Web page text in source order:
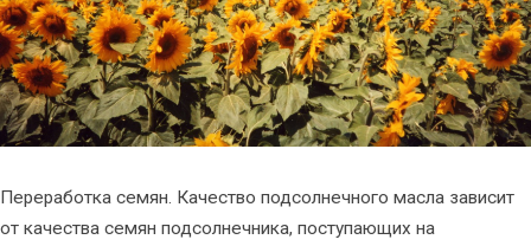
Переработка семян. Качество подсолнечного масла зависит
от качества семян подсолнечника, поступающих на